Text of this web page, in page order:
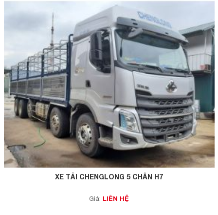
XE TẢI CHENGLONG 5 CHÂN H7
Giá: LIÊN HỆ